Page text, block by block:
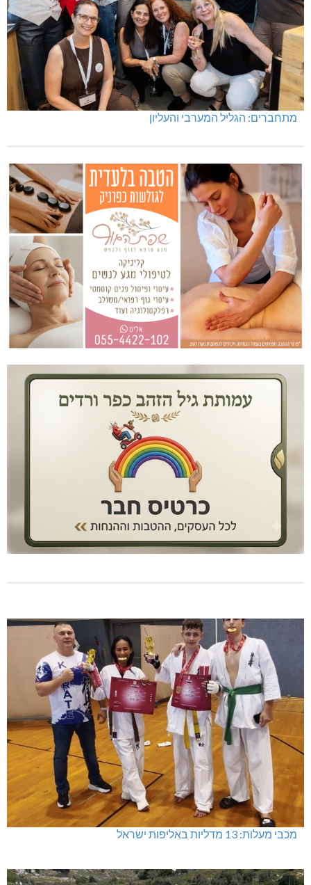
מעלות-תרשיחא: פסטיבל "באגליל - שכנים"
מתחברים: הגליל המערבי והעליון